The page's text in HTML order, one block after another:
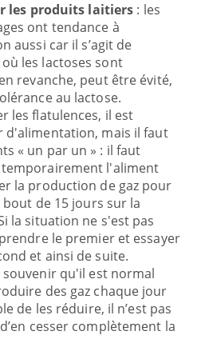
les produits laitiers : les
ont tendance à
aussi car il s’agit de
les lactoses sont
revanche, peut être évité,
au lactose.
les flatulences, il est
d'alimentation, mais il faut
« un par un » : il faut
l'aliment
la production de gaz pour
de 15 jours sur la
la situation ne s'est pas
le premier et essayer
et ainsi de suite.
qu'il est normal
des gaz chaque jour
de les réduire, il n’est pas
cesser complètement la